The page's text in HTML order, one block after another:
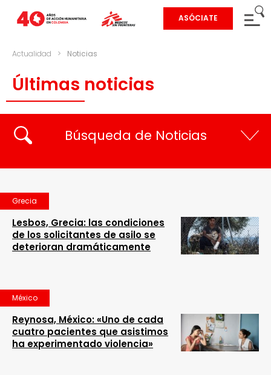
ASÓCIATE
Actualidad > Noticias
Últimas noticias
Búsqueda de Noticias
Grecia
Lesbos, Grecia: las condiciones
de los solicitantes de asilo se
deterioran dramáticamente
México
Reynosa, México: «Uno de cada
cuatro pacientes que asistimos
ha experimentado violencia»